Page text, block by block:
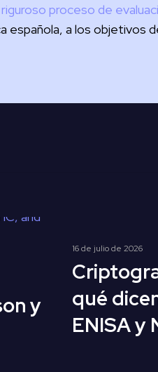
proceso de
española, a los objetivos
y
16 de julio de 2026
qué
ENISA y